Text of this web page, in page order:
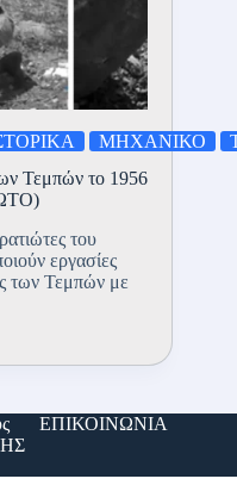
ΜΗΧΑΝΙΚΟ
Τεμπών το 1956
του
εργασίες
των Τεμπών με
ΕΠΙΚΟΙΝΩΝΙΑ